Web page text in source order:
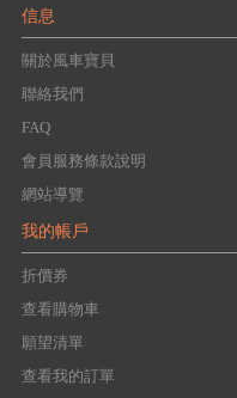
信息
關於風車寶貝
聯絡我們
FAQ
會員服務條款說明
網站導覽
我的帳戶
折價券
查看購物車
願望清單
查看我的訂單